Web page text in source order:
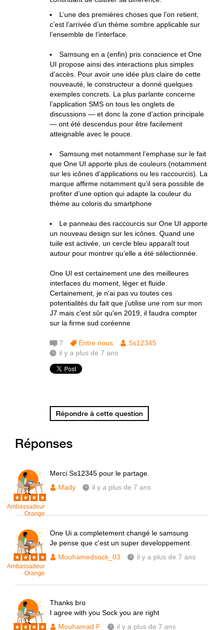
L’une des premières choses que l’on retient,
c’est l’arrivée d’un thème sombre applicable sur
l’ensemble de l’interface.
Samsung en a (enfin) pris conscience et One
UI propose ainsi des interactions plus simples
d’accès. Pour avoir une idée plus claire de cette
nouveauté, le constructeur a donné quelques
exemples concrets. La plus parlante concerne
l’application SMS on tous les onglets de
discussions — et donc la zone d’action principale
— ont été descendus pour être facilement
atteignable avec le pouce.
Samsung met notamment l’emphase sur le fait
que One UI apporte plus de couleurs (notamment
sur les icônes d’applications ou les raccourcis). La
marque affirme notamment qu’il sera possible de
profiter d’une option qui adapte la couleur du
thème au coloris du smartphone
Le panneau des raccourcis sur One UI apporte
un nouveau design sur les icônes. Quand une
tuile est activée, un cercle bleu apparaît tout
autour pour montrer qu’elle a été sélectionnée.
One UI est certainement une des meilleures
interfaces du moment, léger et fluide.
Certainement, je n'ai pas vu toutes ces
potentialités du fait que j'utilise une rom sur mon
J7 mais c'est sûr qu'en 2019, il faudra compter
sur la firme sud coréenne
7 Entre nous
Ss12345
il y a plus de 7 ans
Répondre à cette question
Réponses
Ambassadeur
Orange
Merci Ss12345 pour le partage.
Mady
il y a plus de 7 ans
Ambassadeur
Orange
One Ui a completement changé le samsung
Je pense que c'est un super developpement.
Mouhamedsock_03
il y a plus de 7 ans
Thanks bro
I agree with you Sock you are right
Mouhamad F
il y a plus de 7 ans